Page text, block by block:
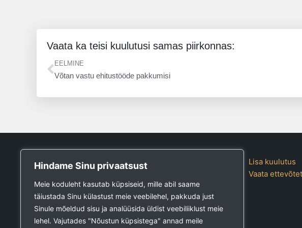
Hindame Sinu privaatsust
Meie koduleht kasutab küpsiseid, mille abil saame
täiustada Sinu külastust meie veebilehel, pakkuda just
Sinule mõeldud sisu ja analüüsida üldist veebiliiklust meie
lehel. Vajutades "Nõustun küpsistega" annad meile
Vaata ka teisi kuulutusi samas piirkonnas:
Prev
EELMINE
Võtan vastu ehitustööde pakkumisi
Tööpank
Kuulutused
Firmad ja teenused
Ehitustööde päring
Ehitusmaterjali päring
Lisa kuulutus
Vaata